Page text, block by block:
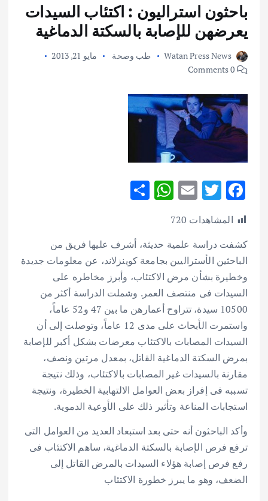
باحثون استراليون : اكتئاب السيدات
يعرضهن للإصابة بالسكتة الدماغية
Watan Press News طب وصحة
مايو 21, 2013
F
ac
e
b
o
o
k
T
w
it
te
r
E
ai
l
W
s
A
p
p
e
المشاهدات 720
كشفت دراسة علمية حديثة، أشرف عليها فريق من
الباحثين الأستراليين بجامعة كوينزلاند، عن معلومات جديدة
وخطيرة بشأن مرض الاكتئاب، وأبرز مخاطره على
السيدات فى منتصف العمر. وشملت الدراسة أكثر من
10500 سيدة، تتراوح أعمارهن ما بين 47 و52 عاماً،
واستمرت الأبحاث على مدى 12 عاماً، وتوصلت إلى أن
السيدات المصابات بالاكتئاب معرضات بشكل أكبر للإصابة
بمرض السكتة الدماغية القاتل، بمعدل مرتين ونصف،
مقارنة بالسيدات غير المصابات بالاكتئاب، وذلك نتيجة
تسببه فى إفراز بعض العوامل الالتهابية الخطيرة، ونتيجة
استجابات المناعة وتأثير ذلك على الأوعية الدموية.
وأكد الباحثون أنه حتى بعد استبعاد العديد من العوامل التى
ترفع فرص الإصابة بالسكتة الدماغية، ساهم الاكتئاب فى
رفع فرص إصابة هؤلاء السيدات بالمرض القاتل إلى
الضعف، وهو ما يبرز خطورة الاكتئاب